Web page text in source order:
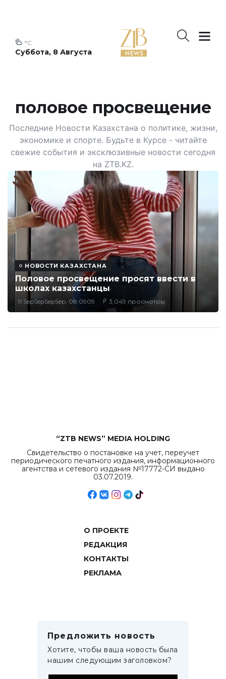
Суббота, 8 Августа
°C
половое просвещение
Последние Новости Казахстана о политике, жизни,
экономике и спорте. Будьте в Курсе - читайте
свежие события и эксклюзивные новости сегодня
на ZTB.KZ.
НОВОСТИ КАЗАХСТАНА
Половое просвещение просят ввести в
школах казахстанцы
11 SepSepSepSep, 08:0909 3,049 просмотры
“ZTB NEWS” MEDIA HOLDING
Свидетельство о постановке на учет, переучет
периодического печатного издания, информационного
агентства и сетевого издания №17772-СИ выдано
03.07.2019.
О ПРОЕКТЕ
РЕДАКЦИЯ
КОНТАКТЫ
РЕКЛАМА
Предложить новость
Хотите, чтобы ваша новость была
нашим следующим заголовком?